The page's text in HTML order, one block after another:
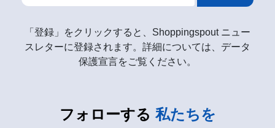
「登録」をクリックすると、Shoppingspout ニュー
スレターに登録されます。詳細については、データ
保護宣言をご覧ください。
フォローする 私たちを